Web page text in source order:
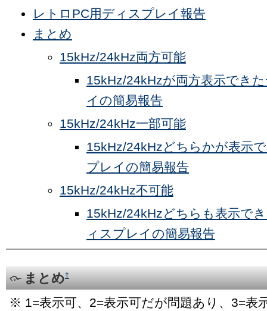
レトロPC用ディスプレイ報告
まとめ
15kHz/24kHz両方可能
15kHz/24kHzが両方表示でき
イの簡易報告
15kHz/24kHz一部可能
15kHz/24kHzどちらかが表示
プレイの簡易報告
15kHz/24kHz不可能
15kHz/24kHzどちらも表示で
ィスプレイの簡易報告
まとめ†
※ 1=表示可、2=表示可だが問題あり、3=表